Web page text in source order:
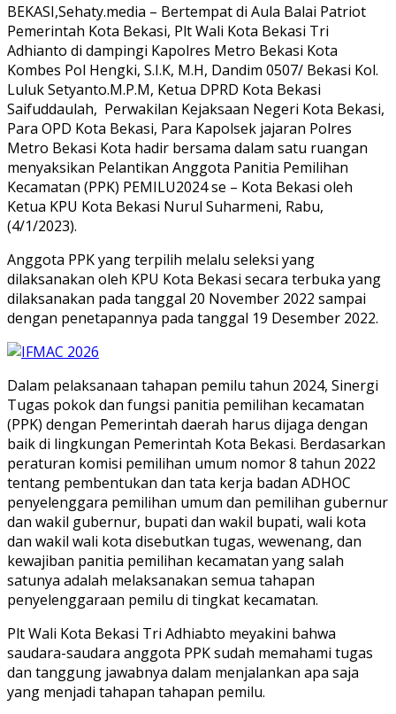
BEKASI,Sehaty.media – Bertempat di Aula Balai Patriot
Pemerintah Kota Bekasi, Plt Wali Kota Bekasi Tri
Adhianto di dampingi Kapolres Metro Bekasi Kota
Kombes Pol Hengki, S.I.K, M.H, Dandim 0507/ Bekasi Kol.
Luluk Setyanto.M.P.M, Ketua DPRD Kota Bekasi
Saifuddaulah, Perwakilan Kejaksaan Negeri Kota Bekasi,
Para OPD Kota Bekasi, Para Kapolsek jajaran Polres
Metro Bekasi Kota hadir bersama dalam satu ruangan
menyaksikan Pelantikan Anggota Panitia Pemilihan
Kecamatan (PPK) PEMILU2024 se – Kota Bekasi oleh
Ketua KPU Kota Bekasi Nurul Suharmeni, Rabu,
(4/1/2023).
Anggota PPK yang terpilih melalu seleksi yang
dilaksanakan oleh KPU Kota Bekasi secara terbuka yang
dilaksanakan pada tanggal 20 November 2022 sampai
dengan penetapannya pada tanggal 19 Desember 2022.
Dalam pelaksanaan tahapan pemilu tahun 2024, Sinergi
Tugas pokok dan fungsi panitia pemilihan kecamatan
(PPK) dengan Pemerintah daerah harus dijaga dengan
baik di lingkungan Pemerintah Kota Bekasi. Berdasarkan
peraturan komisi pemilihan umum nomor 8 tahun 2022
tentang pembentukan dan tata kerja badan ADHOC
penyelenggara pemilihan umum dan pemilihan gubernur
dan wakil gubernur, bupati dan wakil bupati, wali kota
dan wakil wali kota disebutkan tugas, wewenang, dan
kewajiban panitia pemilihan kecamatan yang salah
satunya adalah melaksanakan semua tahapan
penyelenggaraan pemilu di tingkat kecamatan.
Plt Wali Kota Bekasi Tri Adhiabto meyakini bahwa
saudara-saudara anggota PPK sudah memahami tugas
dan tanggung jawabnya dalam menjalankan apa saja
yang menjadi tahapan tahapan pemilu.